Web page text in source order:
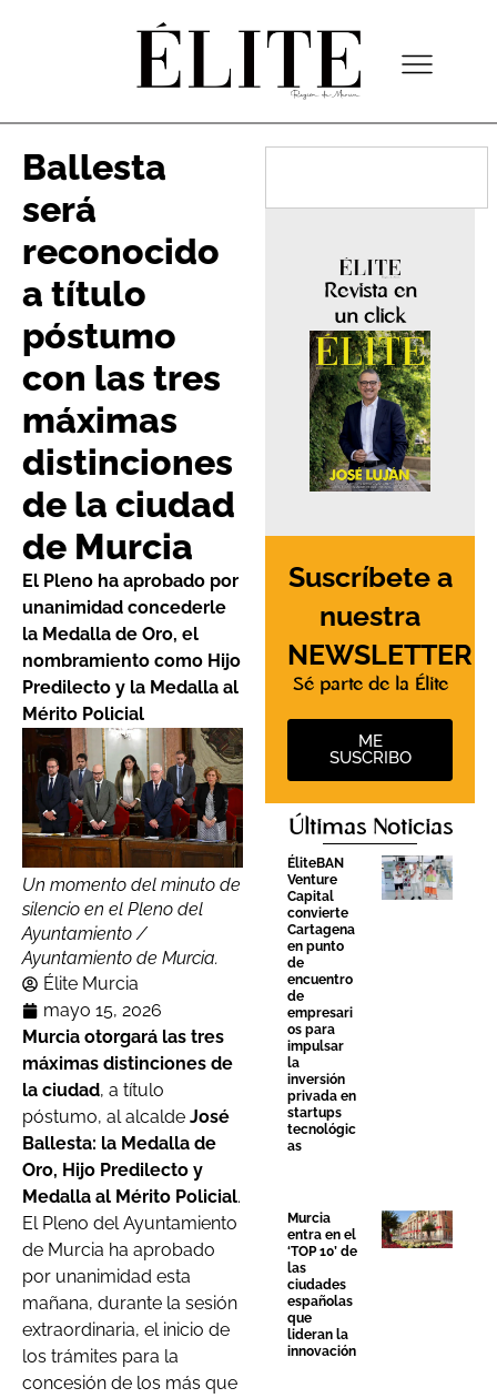
Ballesta
será
reconocido
a título
póstumo
con las tres
máximas
distinciones
de la ciudad
de Murcia
El Pleno ha aprobado por
unanimidad concederle
la Medalla de Oro, el
nombramiento como Hijo
Predilecto y la Medalla al
Mérito Policial
Un momento del minuto de
silencio en el Pleno del
Ayuntamiento /
Ayuntamiento de Murcia.
Élite Murcia
mayo 15, 2026
Murcia otorgará las tres
máximas distinciones de
la ciudad, a título
póstumo, al alcalde José
Ballesta: la Medalla de
Oro, Hijo Predilecto y
Medalla al Mérito Policial.
El Pleno del Ayuntamiento
de Murcia ha aprobado
por unanimidad esta
mañana, durante la sesión
extraordinaria, el inicio de
los trámites para la
concesión de los más que
Revista en
un click
Suscríbete a
nuestra
NEWSLETTER
Sé parte de la Élite
ME
SUSCRIBO
Últimas Noticias
ÉliteBAN
Venture
Capital
convierte
Cartagena
en punto
de
encuentro
de
empresari
os para
impulsar
la
inversión
privada en
startups
tecnológic
as
Murcia
entra en el
‘TOP 10’ de
las
ciudades
españolas
que
lideran la
innovación